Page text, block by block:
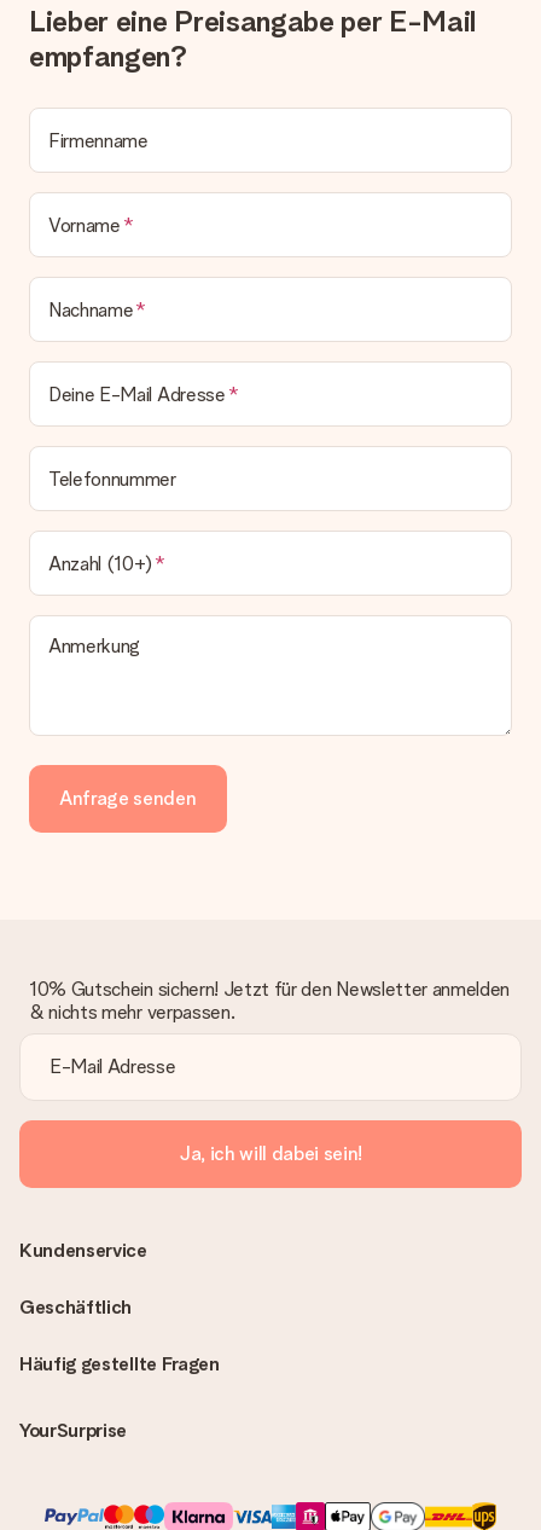
bleibt eine echte Überraschung!
Lieber eine Preisangabe per E-Mail
empfangen?
Firmenname
Vorname
Nachname
Deine E-Mail Adresse
Telefonnummer
Anzahl (10+)
Anmerkung
Anfrage senden
10% Gutschein sichern! Jetzt für den Newsletter anmelden
& nichts mehr verpassen.
Ja, ich will dabei sein!
Häufig gestellte Fragen
YourSurprise
Kundenservice
Geschäftlich